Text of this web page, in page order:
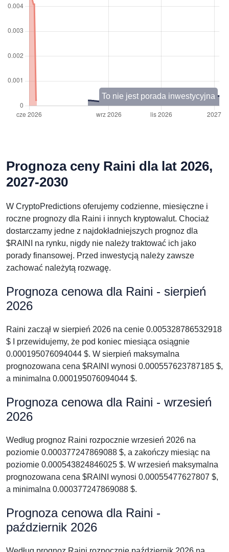
To nie jest porada inwestycyjna
Prognoza ceny Raini dla lat 2026,
2027-2030
W CryptoPredictions oferujemy codzienne, miesięczne i
roczne prognozy dla Raini i innych kryptowalut. Chociaż
dostarczamy jedne z najdokładniejszych prognoz dla
$RAINI na rynku, nigdy nie należy traktować ich jako
porady finansowej. Przed inwestycją należy zawsze
zachować należytą rozwagę.
Prognoza cenowa dla Raini - sierpień
2026
Raini zaczął w sierpień 2026 na cenie 0.005328786532918
$ I przewidujemy, że pod koniec miesiąca osiągnie
0.000195076094044 $. W sierpień maksymalna
prognozowana cena $RAINI wynosi 0.000557623787185 $,
a minimalna 0.000195076094044 $.
Prognoza cenowa dla Raini - wrzesień
2026
Według prognoz Raini rozpocznie wrzesień 2026 na
poziomie 0.000377247869088 $, a zakończy miesiąc na
poziomie 0.000543824846025 $. W wrzesień maksymalna
prognozowana cena $RAINI wynosi 0.00055477627807 $,
a minimalna 0.000377247869088 $.
Prognoza cenowa dla Raini -
październik 2026